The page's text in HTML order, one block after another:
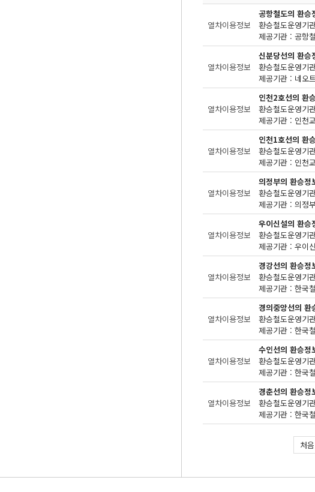
열차이용정보
공항철도의 환승
환승철도운영기
제공기관 : 공항
열차이용정보
신분당선의 환승
환승철도운영기
제공기관 : 네오
열차이용정보
인천2호선의 환
환승철도운영기
제공기관 : 인천
열차이용정보
인천1호선의 환
환승철도운영기
제공기관 : 인천
열차이용정보
의정부의 환승정
환승철도운영기
제공기관 : 의정
열차이용정보
우이신설의 환승
환승철도운영기
제공기관 : 우이
열차이용정보
경강선의 환승정
환승철도운영기
제공기관 : 한국
열차이용정보
경의중앙선의 환
환승철도운영기
제공기관 : 한국
열차이용정보
수인선의 환승정
환승철도운영기
제공기관 : 한국
열차이용정보
경춘선의 환승정
환승철도운영기
제공기관 : 한국
처음